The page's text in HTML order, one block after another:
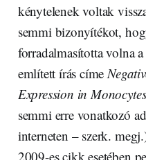
kénytelenek voltak
semmi bizonyítékot,
forradalmasította volna
említett írás címe
Expression in Monocytes
semmi erre vonatkozó
interneten – szerk.
2009-es cikk esetében